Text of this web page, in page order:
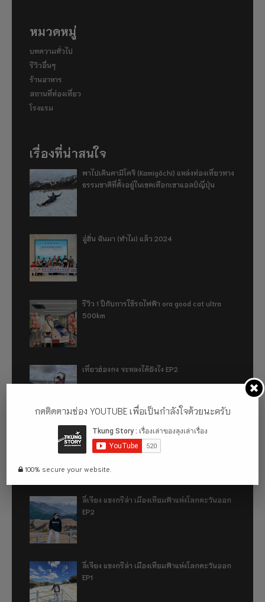
หมวดหมู่
บทความทั่วไป
รีวิวอื่นๆ
ร้านอาหาร
สถานที่ท่องเที่ยว
โรงแรม
เรื่องที่น่าสนใจ
พาไปเดินคามิโคจิ (Kamigōchi) แหล่งท่องเที่ยวทาง
ธรรมชาติที่ตั้งอยู่ในเขตเทือกเขาแอลป์ญี่ปุ่น
อู่ฮั่น ฉันมา (ทำไม) แล้ว 2024
รีวิว 1 ปีกับการใช้รถไฟฟ้า ora good cat ultra
500km
เที่ยวฮ่องกง จะหลงได้ยังไง EP2
เที่ยวฮ่องกง จะหลงได้ยังไง EP1
ลี่เจียง แชงกรีล่า เมืองเทียมฟ้าแห่งโลกตะวันออก
EP2
ลี่เจียง แชงกรีล่า เมืองเทียมฟ้าแห่งโลกตะวันออก
EP1
กดติดตามช่อง YOUTUBE เพื่อเป็นกำลังใจด้วยนะครับ
100% secure your website.